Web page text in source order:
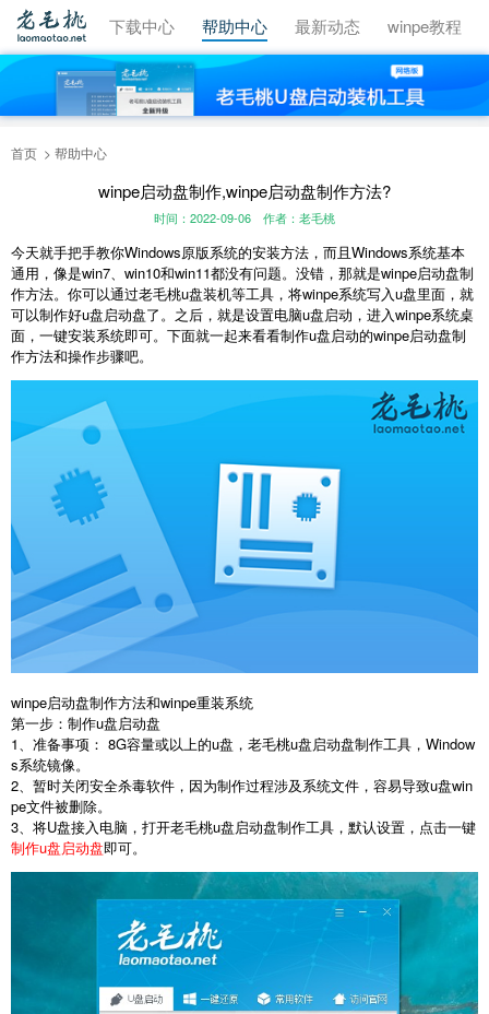
视频教程 下载中心 帮助中心 最新动态 winpe教程
首页 帮助中心
winpe启动盘制作,winpe启动盘制作方法?
时间：2022-09-06 作者：老毛桃
今天就手把手教你Windows原版系统的安装方法，而且Windows系统基本
通用，像是win7、win10和win11都没有问题。没错，那就是winpe启动盘制
作方法。你可以通过老毛桃u盘装机等工具，将winpe系统写入u盘里面，就
可以制作好u盘启动盘了。之后，就是设置电脑u盘启动，进入winpe系统桌
面，一键安装系统即可。下面就一起来看看制作u盘启动的winpe启动盘制
作方法和操作步骤吧。
winpe启动盘制作方法和winpe重装系统
第一步：制作u盘启动盘
1、准备事项： 8G容量或以上的u盘，老毛桃u盘启动盘制作工具，Window
s系统镜像。
2、暂时关闭安全杀毒软件，因为制作过程涉及系统文件，容易导致u盘win
pe文件被删除。
3、将U盘接入电脑，打开老毛桃u盘启动盘制作工具，默认设置，点击一键
制作u盘启动盘即可。